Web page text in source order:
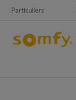
Particuliers